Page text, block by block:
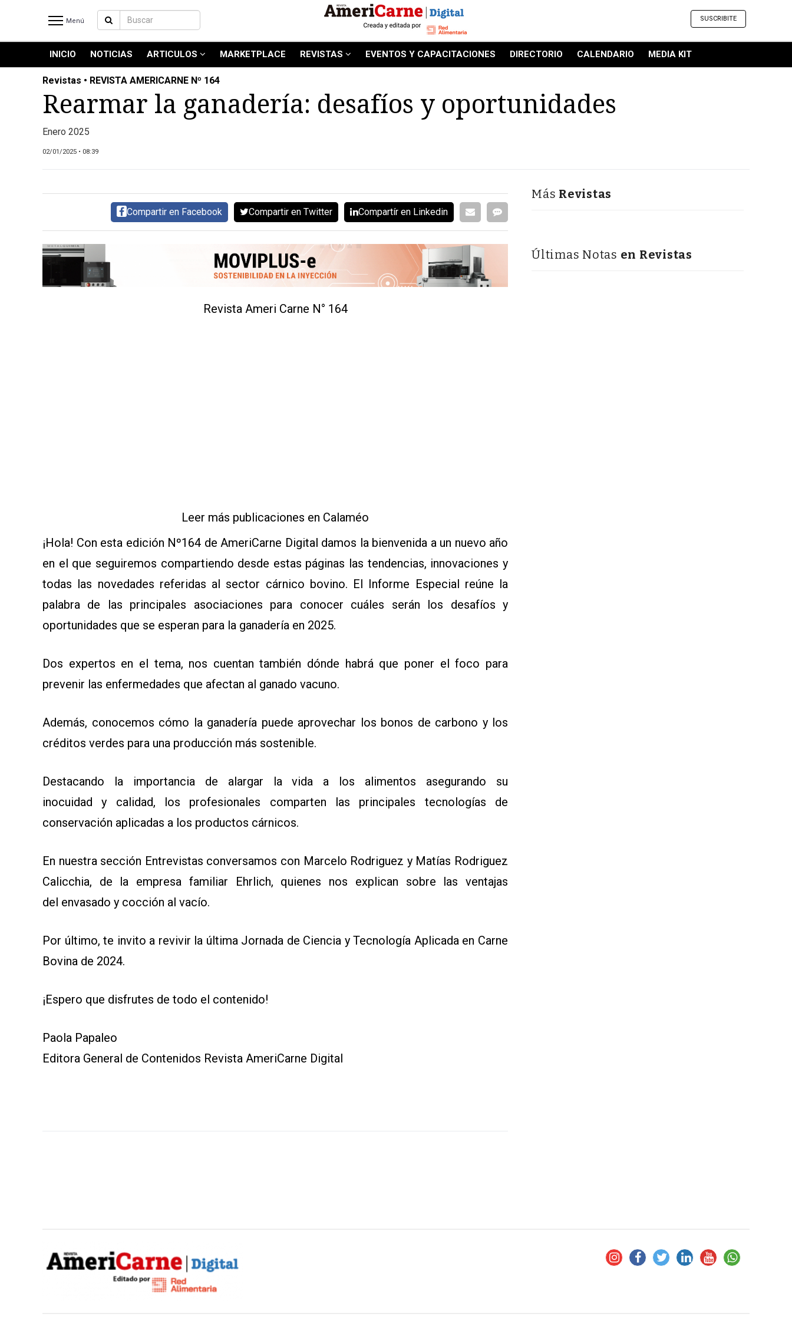
NOTICIAS RECIENTES
NOTICIAS
ARTICULOS
PRODUCCIÓN
PROCESO
CATÁLOGO DE CORTES DE
EVENTOS Y
TÉRMINOS
CONDICIONES
POLÍTICAS
PRIVACIDAD
Menú SUSCRIBITE
INICIO NOTICIAS ARTICULOS MARKETPLACE REVISTAS EVENTOS Y CAPACITACIONES DIRECTORIO CALENDARIO MEDIA KIT
Revistas • REVISTA AMERICARNE Nº 164
Rearmar la ganadería: desafíos y oportunidades
Enero 2025
02/01/2025 • 08:39
Compartir en Facebook Compartir en Twitter Compartír en Linkedin
Revista Ameri Carne N° 164
Leer más publicaciones en Calaméo
¡Hola! Con esta edición Nº164 de AmeriCarne Digital damos la bienvenida a un nuevo año
en el que seguiremos compartiendo desde estas páginas las tendencias, innovaciones y
todas las novedades referidas al sector cárnico bovino. El Informe Especial reúne la
palabra de las principales asociaciones para conocer cuáles serán los desafíos y
oportunidades que se esperan para la ganadería en 2025.
Dos expertos en el tema, nos cuentan también dónde habrá que poner el foco para
prevenir las enfermedades que afectan al ganado vacuno.
Además, conocemos cómo la ganadería puede aprovechar los bonos de carbono y los
créditos verdes para una producción más sostenible.
Destacando la importancia de alargar la vida a los alimentos asegurando su
inocuidad y calidad, los profesionales comparten las principales tecnologías de
conservación aplicadas a los productos cárnicos.
En nuestra sección Entrevistas conversamos con Marcelo Rodriguez y Matías Rodriguez
Calicchia, de la empresa familiar Ehrlich, quienes nos explican sobre las ventajas
del envasado y cocción al vacío.
Por último, te invito a revivir la última Jornada de Ciencia y Tecnología Aplicada en Carne
Bovina de 2024.
¡Espero que disfrutes de todo el contenido!
Paola Papaleo
Editora General de Contenidos Revista AmeriCarne Digital
Más Revistas
Últimas Notas en Revistas